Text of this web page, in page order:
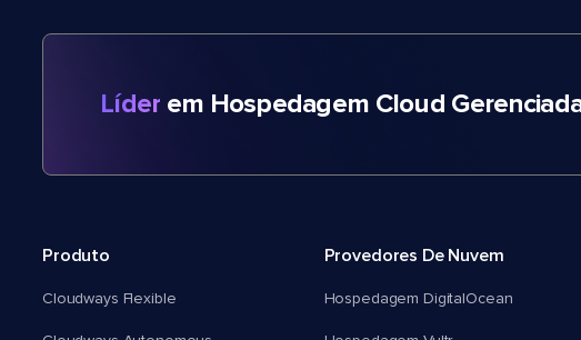
Líder em Hospedagem Cloud
Produto
Cloudways Flexible
Provedores De Nuvem
Hospedagem DigitalOcean